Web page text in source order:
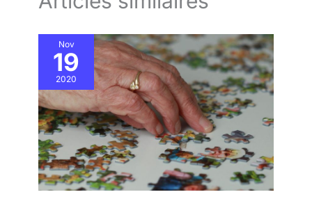
Nov
19
2020